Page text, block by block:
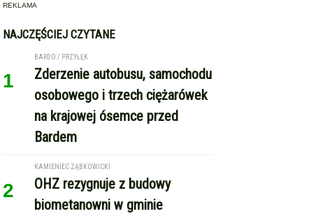
REKLAMA
NAJCZĘŚCIEJ CZYTANE
1
BARDO / PRZYŁĘK
Zderzenie autobusu, samochodu
osobowego i trzech ciężarówek
na krajowej ósemce przed
Bardem
2
KAMIENIEC ZĄBKOWICKI
OHZ rezygnuje z budowy
biometanowni w gminie